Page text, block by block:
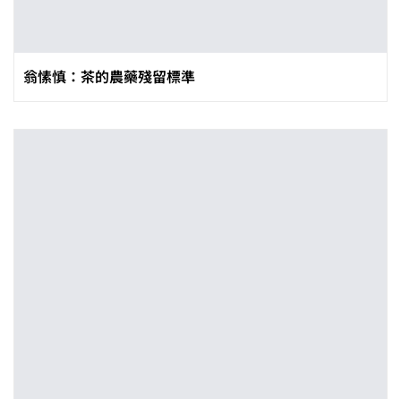
翁愫慎：茶的農藥殘留標準